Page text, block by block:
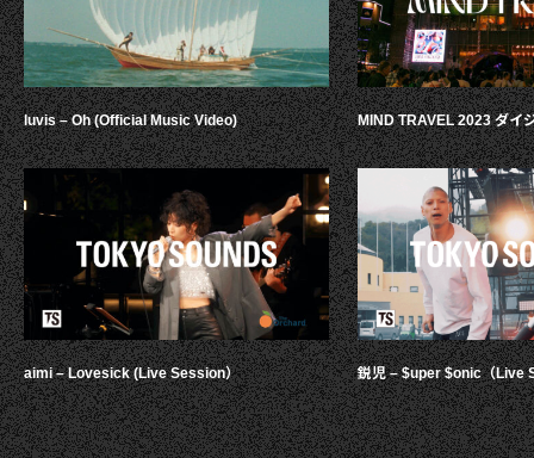
luvis – Oh (Official Music Video)
aimi – Lovesick (Live Session）
MIND TRAVEL 2023 ダイ
鋭児 – $uper $onic（Live